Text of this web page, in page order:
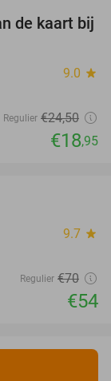
23%
de kaart bij
9.0 star
Regulier €24,50
€18,95
9.7 star
Regulier €70
€54